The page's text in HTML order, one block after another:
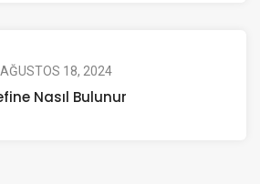
AĞUSTOS 18, 2024
Nasıl Bulunur